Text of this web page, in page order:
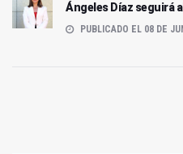
Ángeles Díaz seguirá
PUBLICADO EL 08 DE